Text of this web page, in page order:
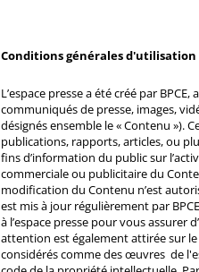
Conditions générales d'utilisation
L’espace presse a été créé par
communiqués de presse, images,
désignés ensemble le « Contenu »).
publications, rapports, articles, ou
fins d’information du public sur
commerciale ou publicitaire du
modification du Contenu n’est
est mis à jour régulièrement par
à l’espace presse pour vous assurer
attention est également attirée sur
considérés comme des œuvres de